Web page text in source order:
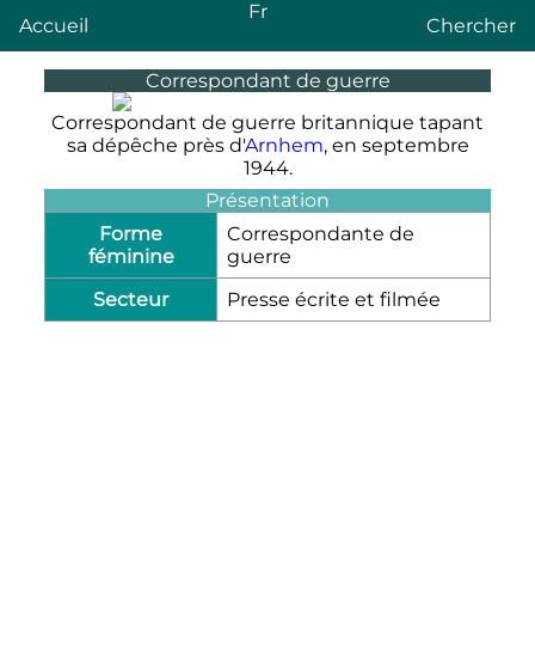
Accueil
Fr
Chercher
Correspondant de guerre
Correspondant de guerre britannique tapant
sa dépêche près d'Arnhem, en septembre
1944.
Présentation
Forme
féminine
Correspondante de
guerre
Secteur
Presse écrite et filmée